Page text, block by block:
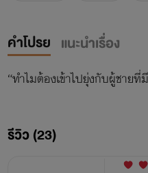
คำโปรย แนะนำเรื่อง
“ทำไมต้องเข้าไปยุ่งกับผู้ชา
รีวิว (23)